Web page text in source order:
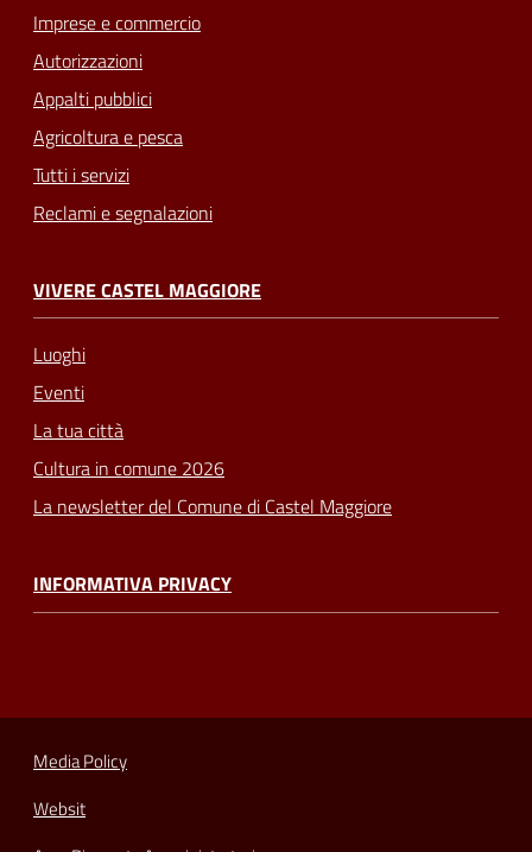
Imprese e commercio
Autorizzazioni
Appalti pubblici
Agricoltura e pesca
Tutti i servizi
Reclami e segnalazioni
VIVERE CASTEL MAGGIORE
Luoghi
Eventi
La tua città
Cultura in comune 2026
La newsletter del Comune di Castel Maggiore
INFORMATIVA PRIVACY
Media Policy
Websit